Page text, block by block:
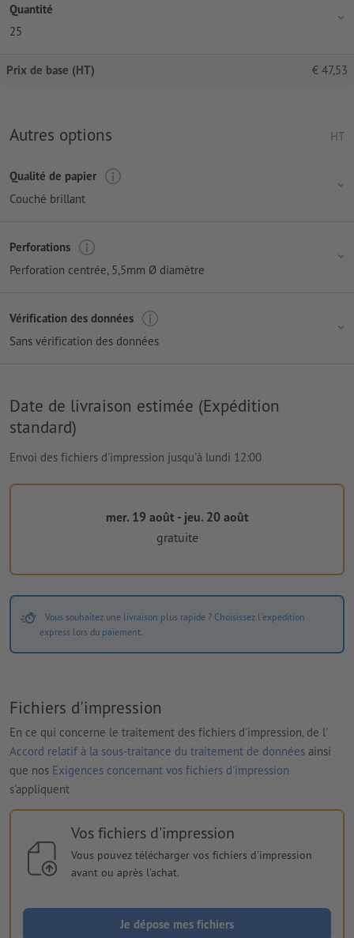
Quantité
25
Prix de base (HT) € 47,53
Autres options HT
Qualité de papier
Couché brillant
Perforations
Perforation centrée, 5,5mm Ø diamètre
Vérification des données
Sans vérification des données
Date de livraison estimée (Expédition
standard)
Envoi des fichiers d'impression jusqu'à lundi 12:00
mer. 19 août - jeu. 20 août
gratuite
Vous souhaitez une livraison plus rapide ? Choisissez l'expédition
express lors du paiement.
Fichiers d'impression
En ce qui concerne le traitement des fichiers d'impression, de l'
Accord relatif à la sous-traitance du traitement de données ainsi
que nos Exigences concernant vos fichiers d'impression
s'appliquent
Vos fichiers d'impression
Vous pouvez télécharger vos fichiers d'impression
avant ou après l'achat.
Je dépose mes fichiers